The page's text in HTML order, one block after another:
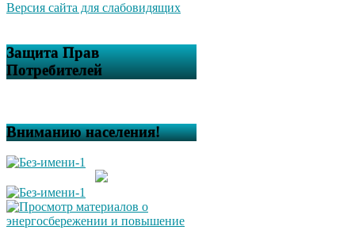
Версия сайта для слабовидящих
Защита Прав
Потребителей
Вниманию населения!